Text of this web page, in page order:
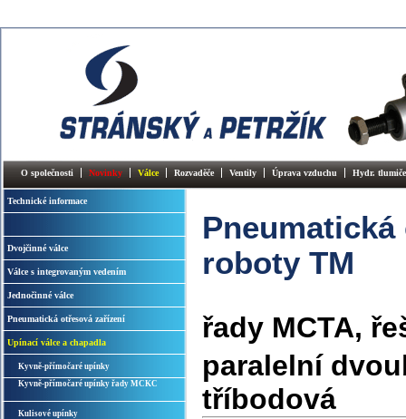
O společnosti Novinky Válce Rozvaděče Ventily Úprava vzduchu Hydr.
Technické informace
Dvojčinné válce
Válce s integrovaným vedením
Jednočinné válce
Pneumatická otřesová zařízení
Upínací válce a chapadla
Kyvně-přímočaré upínky
Kyvně-přímočaré upínky řady MCKC
Kulisové upínky
roboty TM
řady MCTA,
paralelní
tříbodová